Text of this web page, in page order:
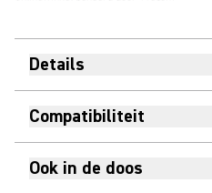
Details
Compatibiliteit
Ook in de doos